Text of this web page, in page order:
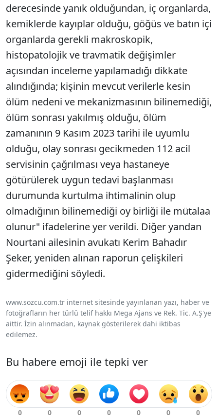
derecesinde yanık olduğundan, iç organlarda,
kemiklerde kayıplar olduğu, göğüs ve batın içi
organlarda gerekli makroskopik,
histopatolojik ve travmatik değişimler
açısından inceleme yapılamadığı dikkate
alındığında; kişinin mevcut verilerle kesin
ölüm nedeni ve mekanizmasının bilinemediği,
ölüm sonrası yakılmış olduğu, ölüm
zamanının 9 Kasım 2023 tarihi ile uyumlu
olduğu, olay sonrası gecikmeden 112 acil
servisinin çağrılması veya hastaneye
götürülerek uygun tedavi başlanması
durumunda kurtulma ihtimalinin olup
olmadığının bilinemediği oy birliği ile mütalaa
olunur" ifadelerine yer verildi. Diğer yandan
Nourtani ailesinin avukatı Kerim Bahadır
Şeker, yeniden alınan raporun çelişkileri
gidermediğini söyledi.
www.sozcu.com.tr internet sitesinde yayınlanan yazı, haber ve
fotoğrafların her türlü telif hakkı Mega Ajans ve Rek. Tic. A.Ş'ye
aittir. İzin alınmadan, kaynak gösterilerek dahi iktibas
edilemez.
Bu habere emoji ile tepki ver